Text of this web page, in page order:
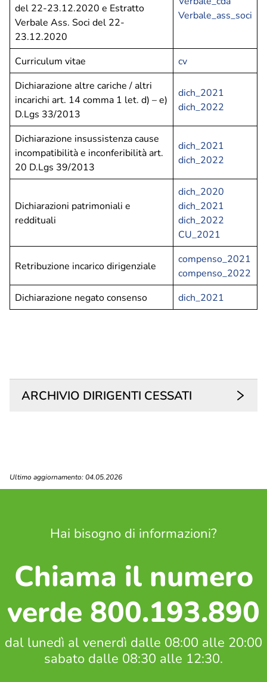
del 22-23.12.2020 e Estratto
Verbale Ass. Soci del 22-
23.12.2020
Verbale_ass_soci
Curriculum vitae
cv
Dichiarazione altre cariche / altri
incarichi art. 14 comma 1 let. d) – e)
D.Lgs 33/2013
dich_2021
dich_2022
Dichiarazione insussistenza cause
incompatibilità e inconferibilità art.
20 D.Lgs 39/2013
dich_2021
dich_2022
Dichiarazioni patrimoniali e
reddituali
dich_2020
dich_2021
dich_2022
CU_2021
Retribuzione incarico dirigenziale
compenso_2021
compenso_2022
Dichiarazione negato consenso
dich_2021
ARCHIVIO DIRIGENTI CESSATI
Ultimo aggiornamento: 04.05.2026
Hai bisogno di informazioni?
Chiama il numero
verde 800.193.890
dal lunedì al venerdì dalle 08:00 alle 20:00
sabato dalle 08:30 alle 12:30.